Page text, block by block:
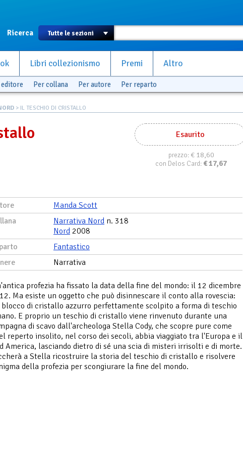
Ricerca
Libri collezionismo Premi Altro
Per collana Per autore Per reparto
> IL TESCHIO DI CRISTALLO
Esaurito
prezzo:€ 18,60
con Delos Card: €17,67
Manda Scott
Narrativa Nord n. 318
Nord 2008
Fantastico
Narrativa
profezia ha fissato la data della fine del mondo: il 12 dicembre
Ma esiste un oggetto che può disinnescare il conto alla rovescia:
blocco di cristallo azzurro perfettamente scolpito a forma di teschio
E proprio un teschio di cristallo viene rinvenuto durante una
di scavo dall'archeologa Stella Cody, che scopre pure come
reperto insolito, nel corso dei secoli, abbia viaggiato tra l'Europa e il
America, lasciando dietro di sé una scia di misteri irrisolti e di morte.
a Stella ricostruire la storia del teschio di cristallo e risolvere
della profezia per scongiurare la fine del mondo.